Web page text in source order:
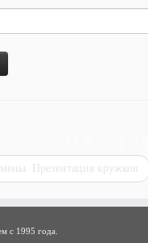
Презентация кружков
с 1995 года.